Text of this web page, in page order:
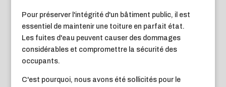
Pour préserver l'intégrité d'un bâtiment public, il est
essentiel de maintenir une toiture en parfait état.
Les fuites d'eau peuvent causer des dommages
considérables et compromettre la sécurité des
occupants.
C'est pourquoi, nous avons été sollicités pour le